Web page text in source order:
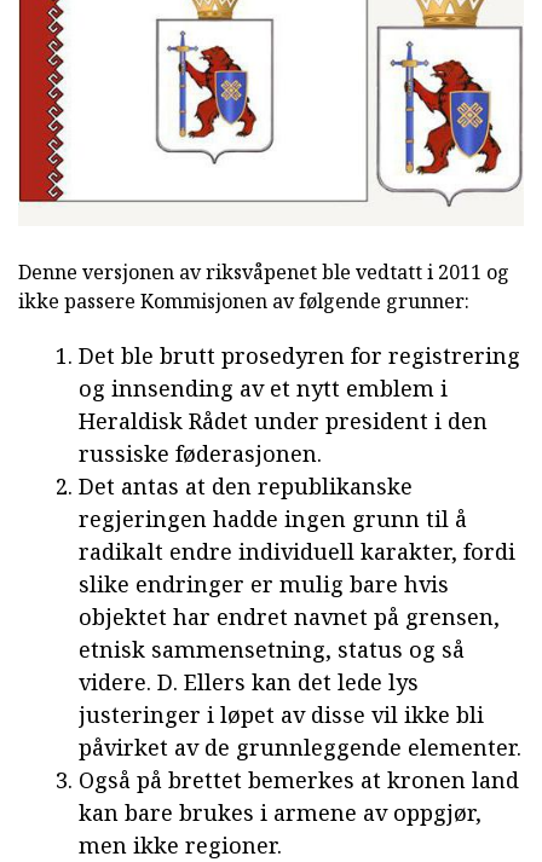
Denne versjonen av riksvåpenet ble vedtatt i 2011 og
ikke passere Kommisjonen av følgende grunner:
Det ble brutt prosedyren for registrering
og innsending av et nytt emblem i
Heraldisk Rådet under president i den
russiske føderasjonen.
Det antas at den republikanske
regjeringen hadde ingen grunn til å
radikalt endre individuell karakter, fordi
slike endringer er mulig bare hvis
objektet har endret navnet på grensen,
etnisk sammensetning, status og så
videre. D. Ellers kan det lede lys
justeringer i løpet av disse vil ikke bli
påvirket av de grunnleggende elementer.
Også på brettet bemerkes at kronen land
kan bare brukes i armene av oppgjør,
men ikke regioner.